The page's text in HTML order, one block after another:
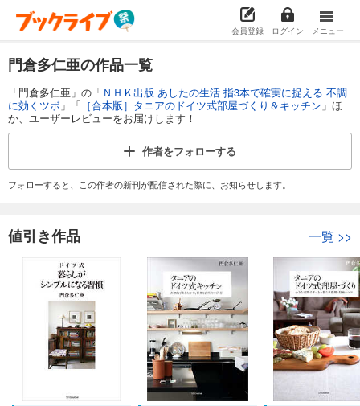
会員登録 ログイン メニュー
門倉多仁亜の作品一覧
「門倉多仁亜」の「 ＮＨＫ出版 あしたの生活 指3本で確実に捉える 不調
に効くツボ 」「 ［合本版］タニアのドイツ式部屋づくり＆キッチン 」ほ
か、ユーザーレビューをお届けします！
作者をフォローする
フォローすると、この作者の新刊が配信された際に、お知らせします。
値引き作品 一覧 >>